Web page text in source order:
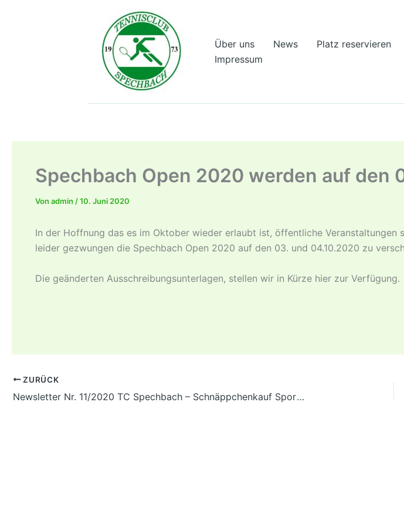
Über uns News Platz reservieren
Impressum
Spechbach Open 2020 werden auf den
Von admin /10. Juni 2020
In der Hoffnung das es im Oktober wieder erlaubt ist, öffentliche
leider gezwungen die Spechbach Open 2020 auf den 03. und 04.10.2020 zu
Die geänderten Ausschreibungsunterlagen, stellen wir in Kürze hier zur Verfügung.
ZURÜCK
Newsletter Nr. 11/2020 TC Spechbach – Schnäppchenkauf Sportpoint